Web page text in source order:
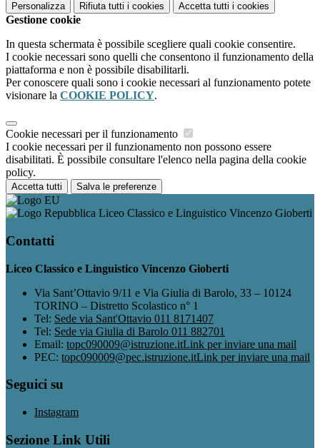
Personalizza Rifiuta tutti i cookies Accetta tutti i cookies
Gestione cookie
In questa schermata è possibile scegliere quali cookie consentire.
I cookie necessari sono quelli che consentono il funzionamento della
piattaforma e non è possibile disabilitarli.
Per conoscere quali sono i cookie necessari al funzionamento potete
visionare la COOKIE POLICY.
Cookie necessari per il funzionamento
I cookie necessari per il funzionamento non possono essere
disabilitati. È possibile consultare l'elenco nella pagina della cookie
policy.
Accetta tutti Salva le preferenze
Liceo Classico e Linguistico Vincenzo Gioberti
Contatti
Liceo Classico e Linguistico Vincenzo Gioberti
Via Sant’Ottavio 9/11 e Via Giulia di Barolo, 33 – 10124
TORINO – Distretto Scolastico n° 1
Tel: Sede via Sant'Ottavio 011 8171407
Tel: Sede via Giulia di Barolo 011 882701
Email: topc090009@istruzione.itLink per inviare una mail
PEC: topc090009@pec.istruzione.itLink per inviare una mail
Seguici su
Instagram
Sezione Link Utili